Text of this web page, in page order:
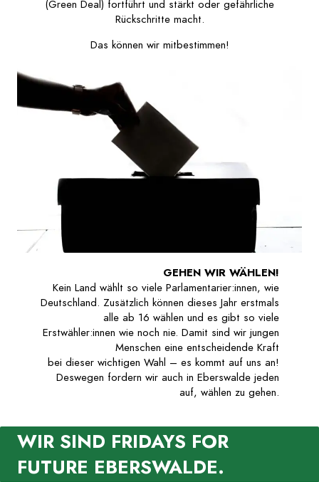
(Green Deal) fortführt und stärkt oder gefährliche
Rückschritte macht.
Das können wir mitbestimmen!
GEHEN WIR WÄHLEN!
Kein Land wählt so viele Parlamentarier:innen, wie
Deutschland. Zusätzlich können dieses Jahr erstmals
alle ab 16 wählen und es gibt so viele
Erstwähler:innen wie noch nie. Damit sind wir jungen
Menschen eine entscheidende Kraft
bei dieser wichtigen Wahl – es kommt auf uns an!
Deswegen fordern wir auch in Eberswalde jeden
auf, wählen zu gehen.
WIR SIND FRIDAYS FOR
FUTURE EBERSWALDE.